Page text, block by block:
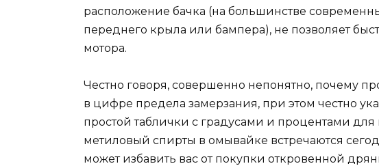
расположение бачка (на большинстве
переднего крыла или бампера), не позволяет
мотора.
Честно говоря, совершенно непонятно, почему
в цифре предела замерзания, при этом честно
простой таблички с градусами и процентами
метиловый спирты в омывайке встречаются
может избавить вас от покупки откровенной